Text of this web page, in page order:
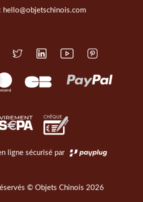
hello@objetschinois.com
ligne sécurisé par
© Objets Chinois 2026